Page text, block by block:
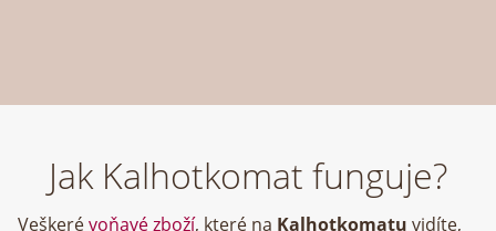
Jak Kalhotkomat funguje?
Veškerévoňavé zboží, které na Kalhotkomatu vidíte,